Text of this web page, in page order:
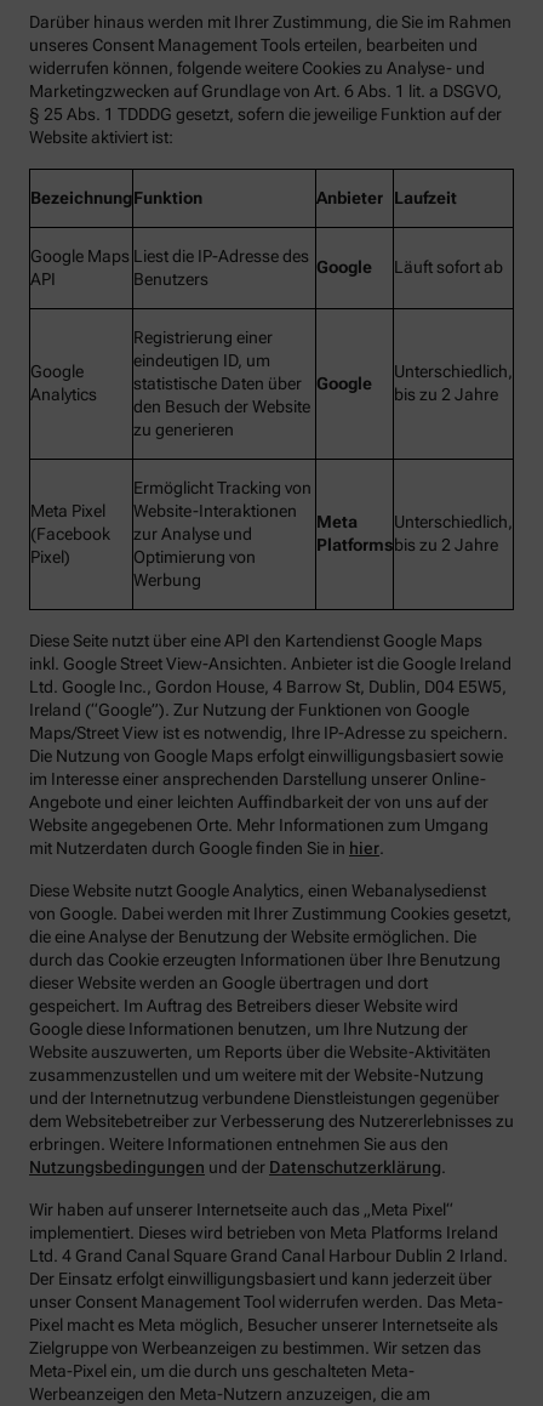
Darüber hinaus werden mit Ihrer Zustimmung, die Sie im Rahmen
unseres Consent Management Tools erteilen, bearbeiten und
widerrufen können, folgende weitere Cookies zu Analyse- und
Marketingzwecken auf Grundlage von Art. 6 Abs. 1 lit. a DSGVO,
§ 25 Abs. 1 TDDDG gesetzt, sofern die jeweilige Funktion auf der
Website aktiviert ist:
BezeichnungFunktion Anbieter Laufzeit
Google Maps
API
Liest die IP-Adresse des
Benutzers
Google Läuft sofort ab
Google
Analytics
Registrierung einer
eindeutigen ID, um
statistische Daten über
den Besuch der Website
zu generieren
Google
Unterschiedlich,
bis zu 2 Jahre
Meta Pixel
(Facebook
Pixel)
Ermöglicht Tracking von
Website-Interaktionen
zur Analyse und
Optimierung von
Werbung
Meta
Platforms
Unterschiedlich,
bis zu 2 Jahre
Diese Seite nutzt über eine API den Kartendienst Google Maps
inkl. Google Street View-Ansichten. Anbieter ist die Google Ireland
Ltd. Google Inc., Gordon House, 4 Barrow St, Dublin, D04 E5W5,
Ireland (“Google”). Zur Nutzung der Funktionen von Google
Maps/Street View ist es notwendig, Ihre IP-Adresse zu speichern.
Die Nutzung von Google Maps erfolgt einwilligungsbasiert sowie
im Interesse einer ansprechenden Darstellung unserer Online-
Angebote und einer leichten Auffindbarkeit der von uns auf der
Website angegebenen Orte. Mehr Informationen zum Umgang
mit Nutzerdaten durch Google finden Sie in hier.
Diese Website nutzt Google Analytics, einen Webanalysedienst
von Google. Dabei werden mit Ihrer Zustimmung Cookies gesetzt,
die eine Analyse der Benutzung der Website ermöglichen. Die
durch das Cookie erzeugten Informationen über Ihre Benutzung
dieser Website werden an Google übertragen und dort
gespeichert. Im Auftrag des Betreibers dieser Website wird
Google diese Informationen benutzen, um Ihre Nutzung der
Website auszuwerten, um Reports über die Website-Aktivitäten
zusammenzustellen und um weitere mit der Website-Nutzung
und der Internetnutzug verbundene Dienstleistungen gegenüber
dem Websitebetreiber zur Verbesserung des Nutzererlebnisses zu
erbringen. Weitere Informationen entnehmen Sie aus den
Nutzungsbedingungen und der Datenschutzerklärung.
Wir haben auf unserer Internetseite auch das „Meta Pixel“
implementiert. Dieses wird betrieben von Meta Platforms Ireland
Ltd. 4 Grand Canal Square Grand Canal Harbour Dublin 2 Irland.
Der Einsatz erfolgt einwilligungsbasiert und kann jederzeit über
unser Consent Management Tool widerrufen werden. Das Meta-
Pixel macht es Meta möglich, Besucher unserer Internetseite als
Zielgruppe von Werbeanzeigen zu bestimmen. Wir setzen das
Meta-Pixel ein, um die durch uns geschalteten Meta-
Werbeanzeigen den Meta-Nutzern anzuzeigen, die am